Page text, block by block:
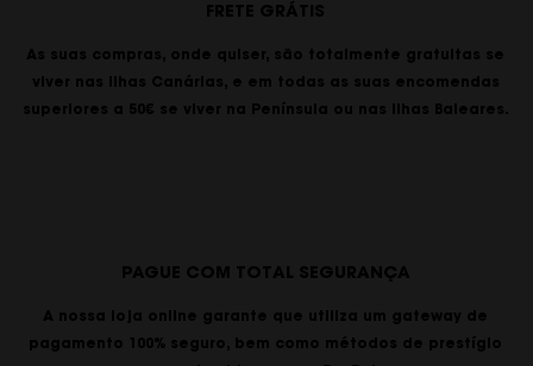
FRETE GRÁTIS
As suas compras, onde quiser, são totalmente gratuitas se
viver nas Ilhas Canárias, e em todas as suas encomendas
superiores a 50€ se viver na Península ou nas Ilhas Baleares.
PAGUE COM TOTAL SEGURANÇA
A nossa loja online garante que utiliza um gateway de
pagamento 100% seguro, bem como métodos de prestígio